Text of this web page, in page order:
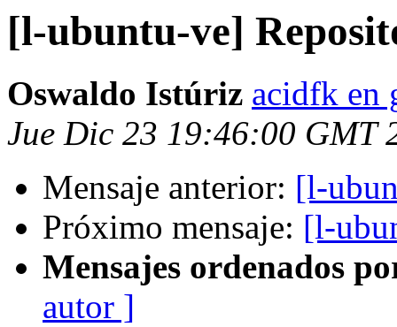
[l-ubuntu-ve]
Oswaldo Istúriz acidfk en
Jue Dic 23 19:46:00 GMT
Mensaje anterior: [l-
Próximo mensaje: [l-
Mensajes ordenados
autor ]